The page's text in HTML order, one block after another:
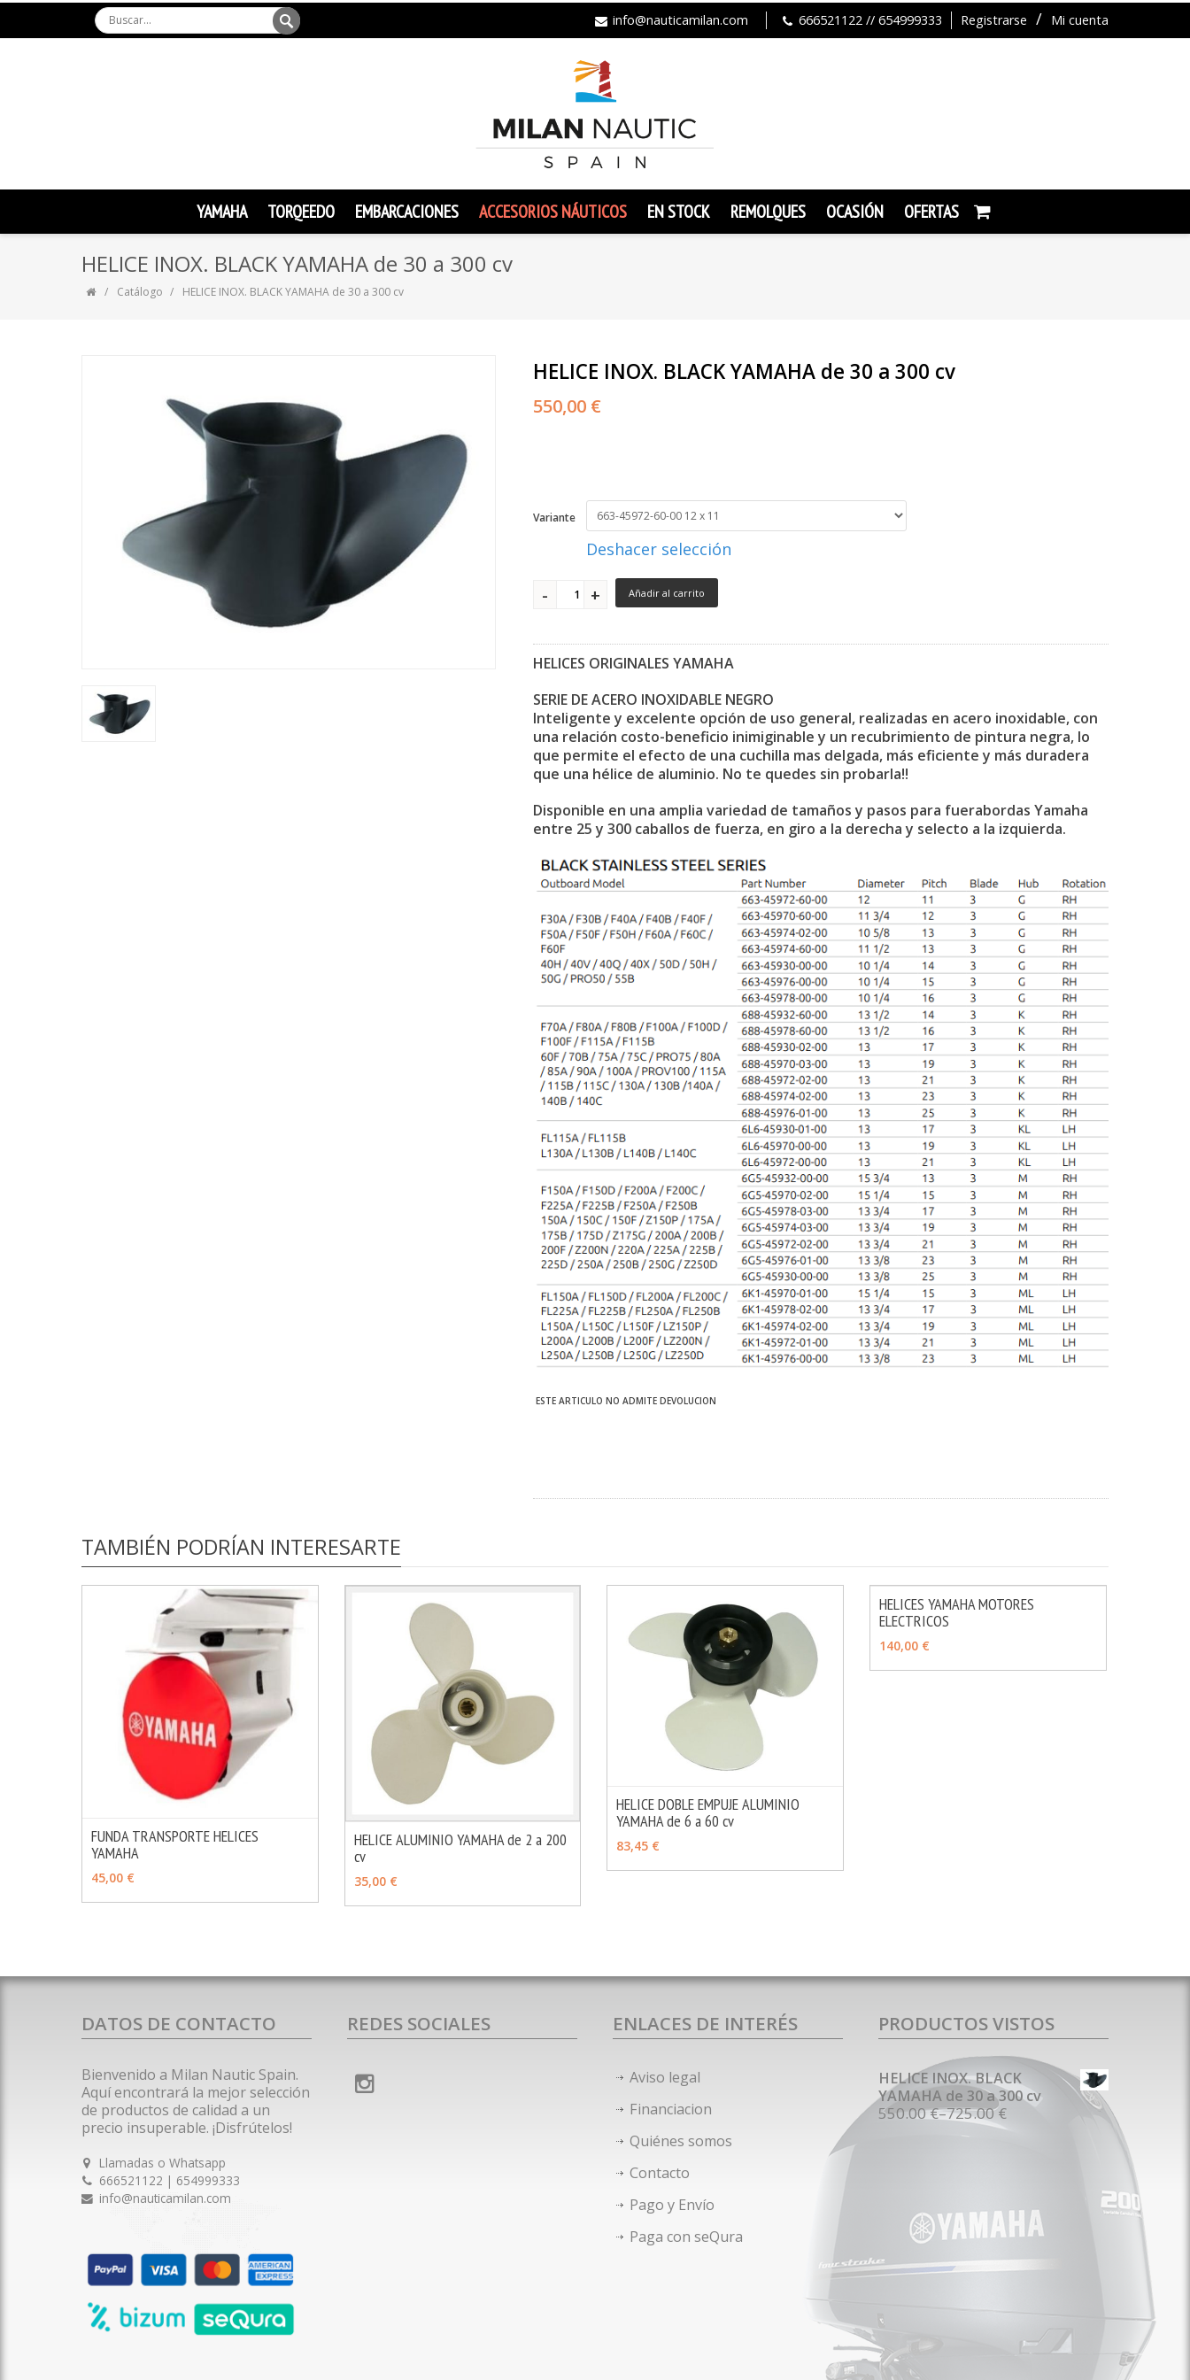
Registrarse Mi cuenta
info@nauticamilan.com 666521122 // 654999333
YAMAHA TORQEEDO EMBARCACIONES ACCESORIOS NÁUTICOS EN STOCK REMOLQUES OCASIÓN OFERTAS
HELICE INOX. BLACK YAMAHA de 30 a 300 cv
Catálogo HELICE INOX. BLACK YAMAHA de 30 a 300 cv
HELICE INOX. BLACK YAMAHA de 30 a 300 cv
550,00 €
Variante
Deshacer selección
Añadir al carrito
HELICES ORIGINALES YAMAHA
SERIE DE ACERO INOXIDABLE NEGRO
Inteligente y excelente opción de uso general, realizadas en acero inoxidable, con
una relación costo-beneficio inimiginable y un recubrimiento de pintura negra, lo
que permite el efecto de una cuchilla mas delgada, más eficiente y más duradera
que una hélice de aluminio. No te quedes sin probarla!!
Disponible en una amplia variedad de tamaños y pasos para fuerabordas Yamaha
entre 25 y 300 caballos de fuerza, en giro a la derecha y selecto a la izquierda.
ESTE ARTICULO NO ADMITE DEVOLUCION
TAMBIÉN PODRÍAN INTERESARTE
VER OPCIONES
FUNDA TRANSPORTE HELICES
YAMAHA
45,00 €
HELICE ALUMINIO YAMAHA de 2 a 200
cv
35,00 €
VER OPCIONES
HELICE DOBLE EMPUJE ALUMINIO
YAMAHA de 6 a 60 cv
83,45 €
VER OPCIONES
HELICES YAMAHA MOTORES
ELECTRICOS
140,00 €
DATOS DE CONTACTO
Bienvenido a Milan Nautic Spain.
Aquí encontrará la mejor selección
de productos de calidad a un
precio insuperable. ¡Disfrútelos!
Llamadas o Whatsapp
666521122 | 654999333
info@nauticamilan.com
REDES SOCIALES ENLACES DE INTERÉS
Aviso legal
Financiacion
Quiénes somos
Contacto
Pago y Envío
Paga con seQura
PRODUCTOS VISTOS
HELICE INOX. BLACK
YAMAHA de 30 a 300 cv
550.00 €–725.00 €